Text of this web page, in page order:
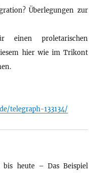
Überlegungen zur
einen proletarischen
hier wie im Trikont
telegraph-133134/
bis heute – Das Beispiel